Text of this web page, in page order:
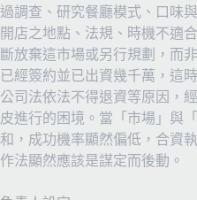
過調查、研究餐廳模式、口味
開店之地點、法規、時機不適
斷放棄這市場或另行規劃，而
已經簽約並已出資幾千萬，這
公司法依法不得退資等原因，
皮進行的困境。當「市場」與
和，成功機率顯然偏低，合資
作法顯然應該是謀定而後動。